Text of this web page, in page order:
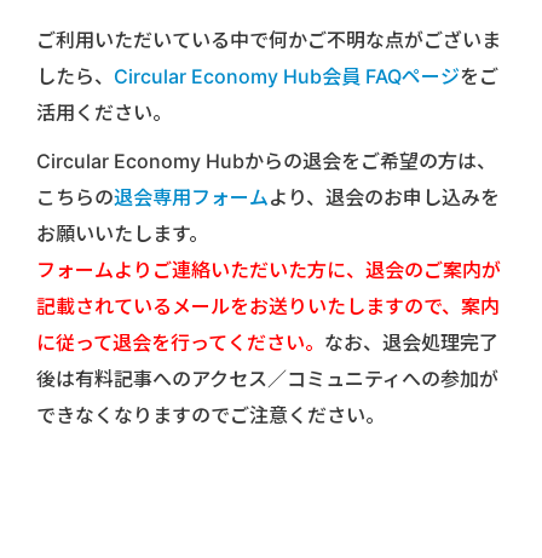
ご利用いただいている中で何かご不明な点がございま
したら、 Circular Economy Hub会員 FAQページをご
活用ください。
Circular Economy Hubからの退会をご希望の方は、
こちらの退会専用フォームより、退会のお申し込みを
お願いいたします。
フォームよりご連絡いただいた方に、退会のご案内が
記載されているメールをお送りいたしますので、案内
に従って退会を行ってください。 なお、退会処理完了
後は有料記事へのアクセス／コミュニティへの参加が
できなくなりますのでご注意ください。